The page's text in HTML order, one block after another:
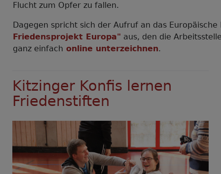
Flucht zum Opfer zu fallen.
Dagegen spricht sich der Aufruf an das
Friedensprojekt Europa" aus, den die
ganz einfach online unterzeichnen.
Kitzinger Konfis lernen
Friedenstiften